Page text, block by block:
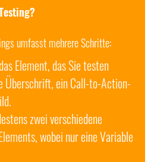
umfasst mehrere Schritte:
Element, das Sie testen
Überschrift, ein Call-to-Action-
zwei verschiedene
wobei nur eine Variable